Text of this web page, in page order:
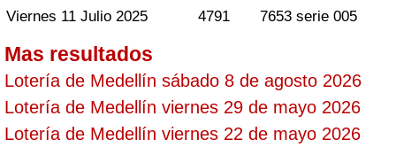
Viernes 11 Julio 2025 4791 7653 serie 005
Mas resultados
Lotería de Medellín sábado 8 de agosto 2026
Lotería de Medellín viernes 29 de mayo 2026
Lotería de Medellín viernes 22 de mayo 2026